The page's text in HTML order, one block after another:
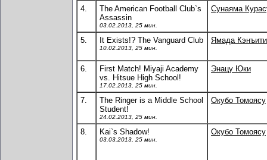
4.
The American Football Club`s
Assassin
03.02.2013, 25 мин.
Сунаяма
5. It Exists!? The Vanguard Club
10.02.2013, 25 мин.
Ямада Кэнъити
6.
First Match! Miyaji Academy
vs. Hitsue High School!
17.02.2013, 25 мин.
Энацу Юки
7.
The Ringer is a Middle School
Student!
24.02.2013, 25 мин.
Окубо Томоясу
8. Kai`s Shadow!
03.03.2013, 25 мин.
Окубо Томоясу